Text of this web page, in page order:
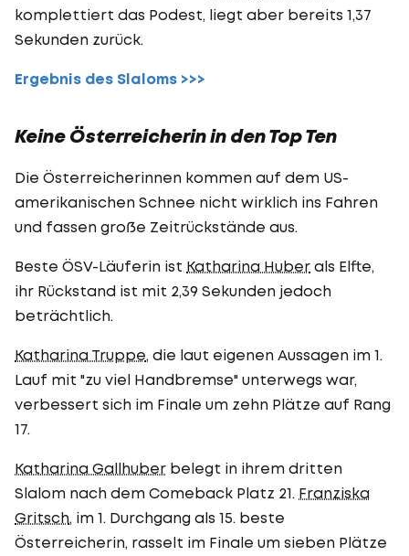
komplettiert das Podest, liegt aber bereits 1,37
Sekunden zurück.
Ergebnis des Slaloms >>>
Keine Österreicherin in den Top Ten
Die Österreicherinnen kommen auf dem US-
amerikanischen Schnee nicht wirklich ins Fahren
und fassen große Zeitrückstände aus.
Beste ÖSV-Läuferin ist Katharina Huber als Elfte,
ihr Rückstand ist mit 2,39 Sekunden jedoch
beträchtlich.
Katharina Truppe, die laut eigenen Aussagen im 1.
Lauf mit "zu viel Handbremse" unterwegs war,
verbessert sich im Finale um zehn Plätze auf Rang
17.
Katharina Gallhuber belegt in ihrem dritten
Slalom nach dem Comeback Platz 21. Franziska
Gritsch, im 1. Durchgang als 15. beste
Österreicherin, rasselt im Finale um sieben Plätze